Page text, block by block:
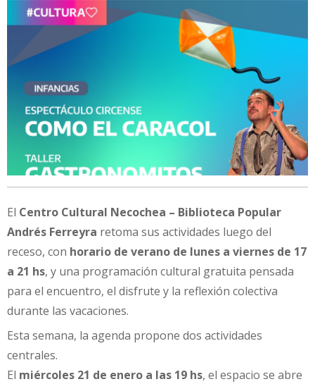
El Centro Cultural Necochea – Biblioteca Popular
Andrés Ferreyra retoma sus actividades luego del
receso, con horario de verano de lunes a viernes de 17
a 21 hs, y una programación cultural gratuita pensada
para el encuentro, el disfrute y la reflexión colectiva
durante las vacaciones.
Esta semana, la agenda propone dos actividades
centrales.
El miércoles 21 de enero a las 19 hs, el espacio se abre